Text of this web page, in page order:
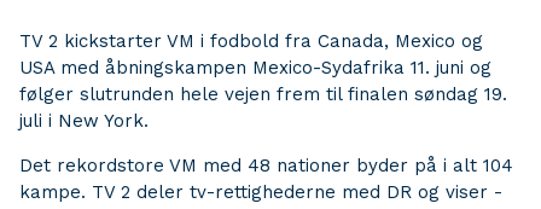
TV 2 kickstarter VM i fodbold fra Canada, Mexico og
USA med åbningskampen Mexico-Sydafrika 11. juni og
følger slutrunden hele vejen frem til finalen søndag 19.
juli i New York.
Det rekordstore VM med 48 nationer byder på i alt 104
kampe. TV 2 deler tv-rettighederne med DR og viser -